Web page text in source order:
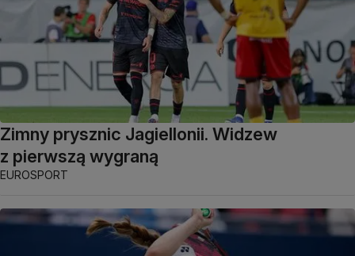
Zimny prysznic Jagiellonii. Widzew
z pierwszą wygraną
EUROSPORT